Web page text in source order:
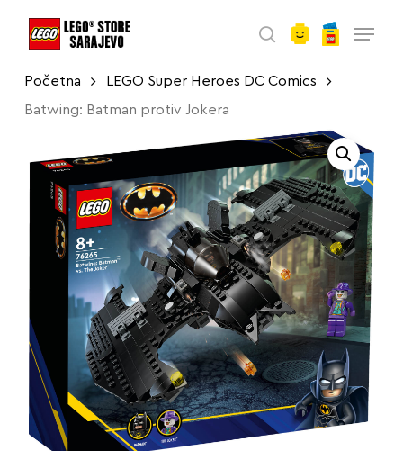
search
Početna LEGO Super Heroes DC Comics
Batwing: Batman protiv Jokera